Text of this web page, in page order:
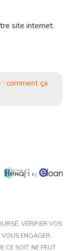
site internet.
comment ça
VÉRIFIER VOS
ENGAGER.
CE SOIT, NE PEUT